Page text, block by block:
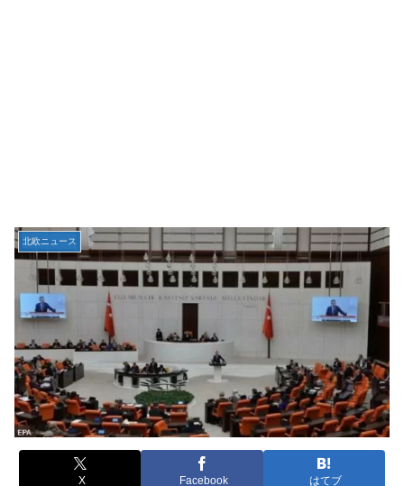
北欧ニュース
X Facebook はてブ